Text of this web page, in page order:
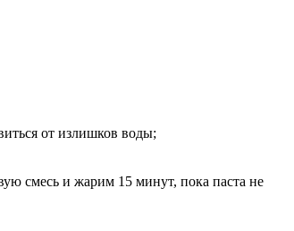
от излишков воды;
смесь и жарим 15 минут, пока паста не